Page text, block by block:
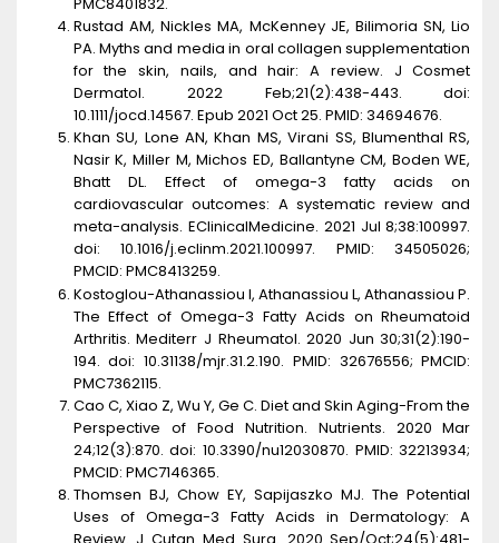
Rustad AM, Nickles MA, McKenney JE, Bilimoria SN, Lio
PA. Myths and media in oral collagen supplementation
for the skin, nails, and hair: A review. J Cosmet
Dermatol. 2022 Feb;21(2):438-443. doi:
10.1111/jocd.14567. Epub 2021 Oct 25. PMID: 34694676.
Khan SU, Lone AN, Khan MS, Virani SS, Blumenthal RS,
Nasir K, Miller M, Michos ED, Ballantyne CM, Boden WE,
Bhatt DL. Effect of omega-3 fatty acids on
cardiovascular outcomes: A systematic review and
meta-analysis. EClinicalMedicine. 2021 Jul 8;38:100997.
doi: 10.1016/j.eclinm.2021.100997. PMID: 34505026;
PMCID: PMC8413259.
Kostoglou-Athanassiou I, Athanassiou L, Athanassiou P.
The Effect of Omega-3 Fatty Acids on Rheumatoid
Arthritis. Mediterr J Rheumatol. 2020 Jun 30;31(2):190-
194. doi: 10.31138/mjr.31.2.190. PMID: 32676556; PMCID:
PMC7362115.
Cao C, Xiao Z, Wu Y, Ge C. Diet and Skin Aging-From the
Perspective of Food Nutrition. Nutrients. 2020 Mar
24;12(3):870. doi: 10.3390/nu12030870. PMID: 32213934;
PMCID: PMC7146365.
Thomsen BJ, Chow EY, Sapijaszko MJ. The Potential
Uses of Omega-3 Fatty Acids in Dermatology: A